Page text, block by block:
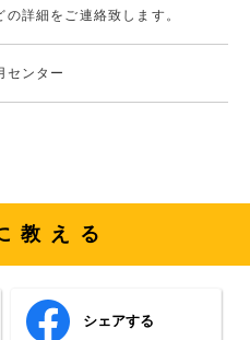
詳細をご連絡致します。
センター
教える
シェアする